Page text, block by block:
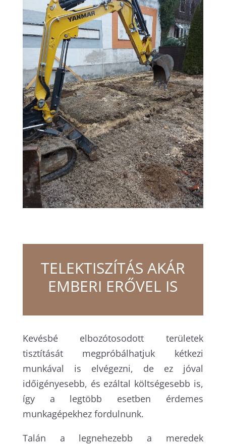
TELEKTISZÍTÁS AKÁR
EMBERI ERŐVEL IS
Kevésbé elbozótosodott területek
tisztítását megpróbálhatjuk kétkezi
munkával is elvégezni, de ez jóval
időigényesebb, és ezáltal költségesebb is,
így a legtöbb esetben érdemes
munkagépekhez fordulnunk.
Talán a legnehezebb a meredek